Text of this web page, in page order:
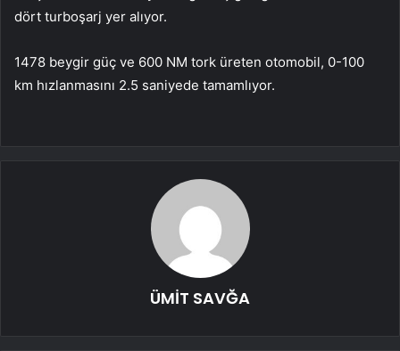
dört turboşarj yer alıyor.
1478 beygir güç ve 600 NM tork üreten otomobil, 0-100
km hızlanmasını 2.5 saniyede tamamlıyor.
ÜMİT SAVĞA